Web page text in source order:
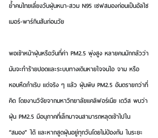
ย้ำคนไทยเลี่ยงวันฝุ่นหนา-สวม N95 เซฟสมองก่อนเป็นอัลไซ
เมอร์-พาร์กินสันก่อนวัย
พอเข้าหน้าฝุ่นหรือวันที่ค่า PM2.5 พุ่งสูง หลายคนมักกลัวว่า
มันจะทำร้ายปอดและระบบทางเดินหายใจจนไอ จาม หรือ
หอบหืดกำเริบ แต่จริง ๆ แล้ว ฝุ่นพิษ PM2.5 อันตรายกว่าที่
คิด โดยงานวิจัยจากมหาวิทยาลัยแคลิฟอร์เนีย เดวิส พบว่า
ฝุ่น PM2.5 มีอนุภาคที่เล็กมาจนสามารถหลุดเข้าไปใน
“สมอง” ได้ และหากสูดฝุ่นอยู่ทุกวันโดยไม่ป้องกัน ในระยะ